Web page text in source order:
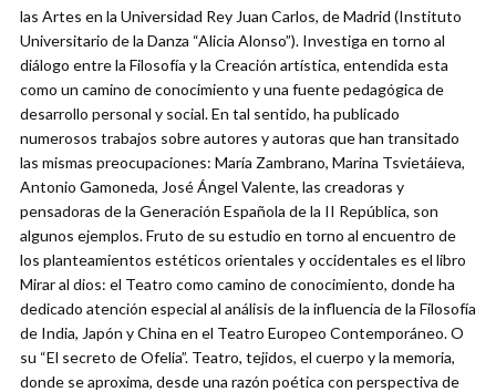
las Artes en la Universidad Rey Juan Carlos, de Madrid (Instituto
Universitario de la Danza “Alicia Alonso”). Investiga en torno al
diálogo entre la Filosofía y la Creación artística, entendida esta
como un camino de conocimiento y una fuente pedagógica de
desarrollo personal y social. En tal sentido, ha publicado
numerosos trabajos sobre autores y autoras que han transitado
las mismas preocupaciones: María Zambrano, Marina Tsvietáieva,
Antonio Gamoneda, José Ángel Valente, las creadoras y
pensadoras de la Generación Española de la II República, son
algunos ejemplos. Fruto de su estudio en torno al encuentro de
los planteamientos estéticos orientales y occidentales es el libro
Mirar al dios: el Teatro como camino de conocimiento, donde ha
dedicado atención especial al análisis de la influencia de la Filosofía
de India, Japón y China en el Teatro Europeo Contemporáneo. O
su “El secreto de Ofelia”. Teatro, tejidos, el cuerpo y la memoria,
donde se aproxima, desde una razón poética con perspectiva de